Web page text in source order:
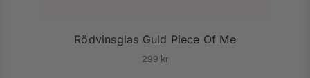
Rödvinsglas Guld Piece Of Me
299 kr